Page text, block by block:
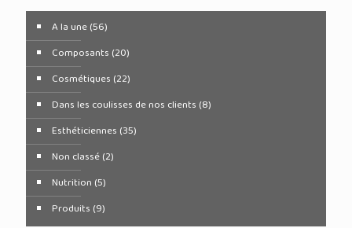
A la une(56)
Composants (20)
Cosmétiques (22)
Dans les coulisses de nos clients (8)
Esthéticiennes (35)
Non classé(2)
Nutrition (5)
Produits (9)